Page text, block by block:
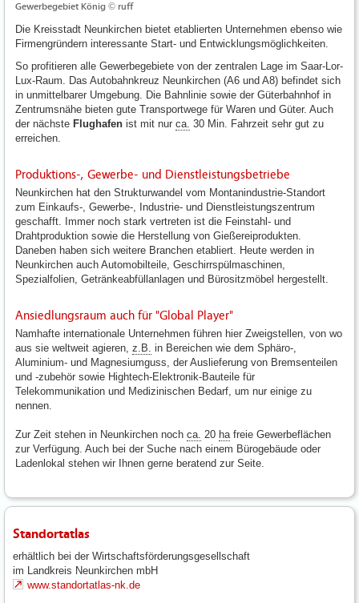
Gewerbegebiet König © ruff
Die Kreisstadt Neunkirchen bietet etablierten Unternehmen ebenso wie
Firmengründern interessante Start- und Entwicklungsmöglichkeiten.
So profitieren alle Gewerbegebiete von der zentralen Lage im Saar-Lor-
Lux-Raum. Das Autobahnkreuz Neunkirchen (A6 und A8) befindet sich
in unmittelbarer Umgebung. Die Bahnlinie sowie der Güterbahnhof in
Zentrumsnähe bieten gute Transportwege für Waren und Güter. Auch
der nächste Flughafen ist mit nur ca. 30 Min. Fahrzeit sehr gut zu
erreichen.
Produktions-, Gewerbe- und Dienstleistungsbetriebe
Neunkirchen hat den Strukturwandel vom Montanindustrie-Standort
zum Einkaufs-, Gewerbe-, Industrie- und Dienstleistungszentrum
geschafft. Immer noch stark vertreten ist die Feinstahl- und
Drahtproduktion sowie die Herstellung von Gießereiprodukten.
Daneben haben sich weitere Branchen etabliert. Heute werden in
Neunkirchen auch Automobilteile, Geschirrspülmaschinen,
Spezialfolien, Getränkeabfüllanlagen und Bürositzmöbel hergestellt.
Ansiedlungsraum auch für "Global Player"
Namhafte internationale Unternehmen führen hier Zweigstellen, von wo
aus sie weltweit agieren, z.B. in Bereichen wie dem Sphäro-,
Aluminium- und Magnesiumguss, der Auslieferung von Bremsenteilen
und -zubehör sowie Hightech-Elektronik-Bauteile für
Telekommunikation und Medizinischen Bedarf, um nur einige zu
nennen.
Zur Zeit stehen in Neunkirchen noch ca. 20 ha freie Gewerbeflächen
zur Verfügung. Auch bei der Suche nach einem Bürogebäude oder
Ladenlokal stehen wir Ihnen gerne beratend zur Seite.
Standortatlas
erhältlich bei der Wirtschaftsförderungsgesellschaft
im Landkreis Neunkirchen mbH
www.standortatlas-nk.de